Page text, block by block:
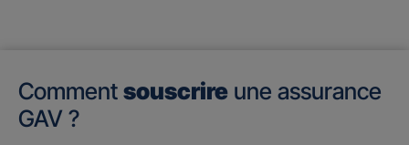
Comment souscrire une assurance
GAV ?